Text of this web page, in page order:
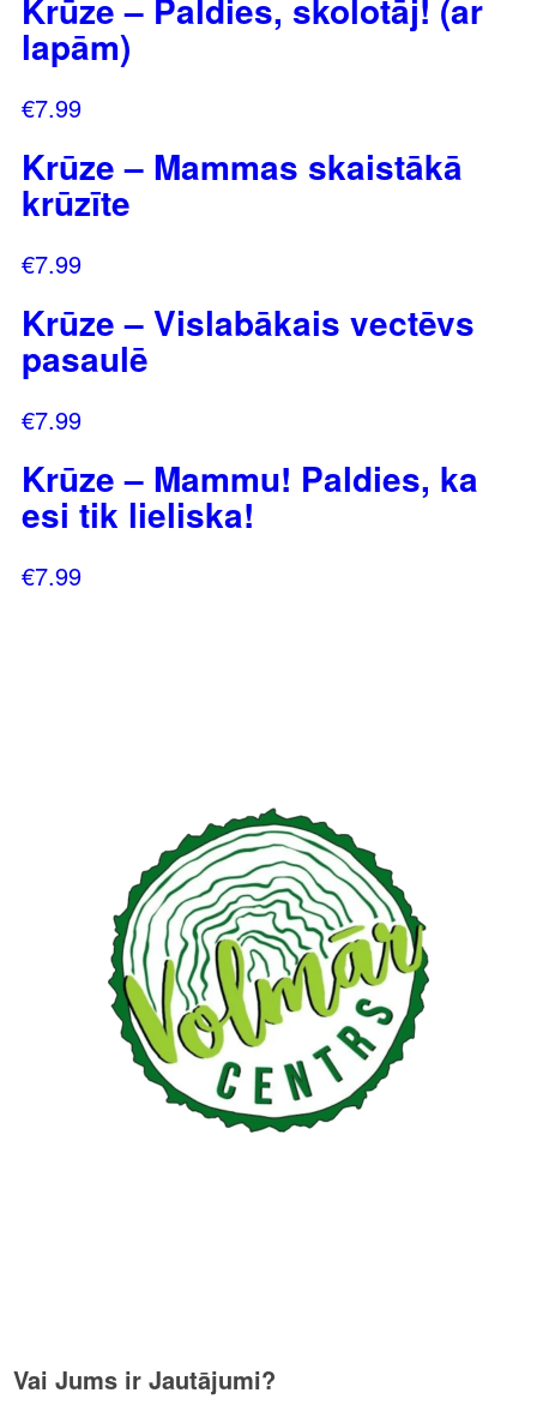
lapām)
€7.99
Krūze – Mammas skaistākā
krūzīte
€7.99
Krūze – Vislabākais vectēvs
pasaulē
€7.99
Krūze – Mammu! Paldies, ka
esi tik lieliska!
€7.99
Vai Jums ir Jautājumi?